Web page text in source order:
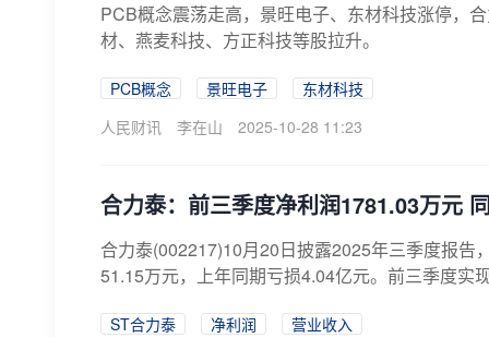
PCB概念震荡走高，景旺电子、东材科技涨停，
材、燕麦科技、方正科技等股拉升。
PCB概念 景旺电子
东材科技
人民财讯
李在山 2025-10-28 11:23
合力泰：前三季度净利润1781.03万元
合力泰(002217)10月20日披露2025年三季度报
51.15万元，上年同期亏损4.04亿元。前三季度实
ST合力泰 净利润
营业收入